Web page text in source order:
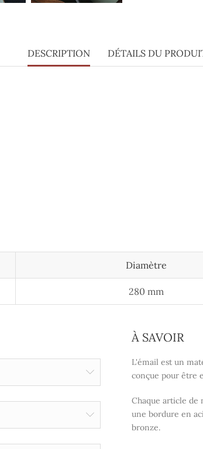
DESCRIPTION DÉTAILS DU
Diamètre
280 mm
À SAVOIR
L'émail est un
conçue pour être
Chaque article de
une bordure en
bronze.